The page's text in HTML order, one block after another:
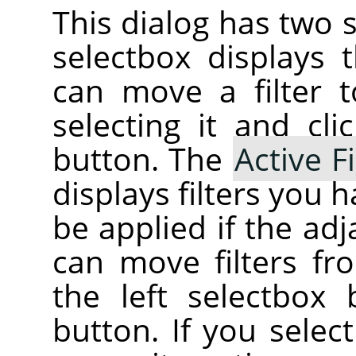
This dialog has two
selectbox displays
can move a filter
selecting it and
button. The Active
displays filters you
be applied if the
can move filters
the left
button. If you